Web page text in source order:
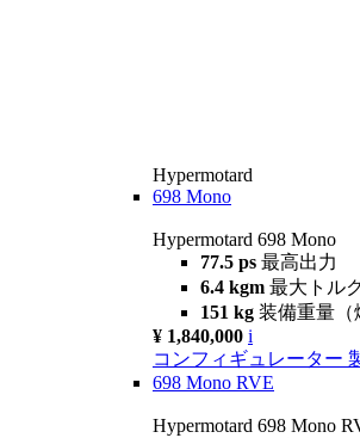
Hypermotard
698 Mono
Hypermotard 698 Mono
77.5 ps 最高出力
6.4 kgm 最大トル
151 kg 装備重量（
¥ 1,840,000 i
コンフィギュレーター
698 Mono RVE
Hypermotard 698 Mono